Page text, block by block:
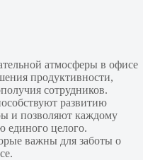
атмосферы в офисе
продуктивности,
сотрудников.
развитию
и позволяют каждому
единого целого.
важны для заботы о